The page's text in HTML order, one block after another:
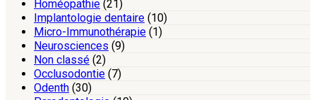
Homéopathie (21)
Implantologie dentaire (10)
Micro-Immunothérapie (1)
Neurosciences (9)
Non classé (2)
Occlusodontie (7)
Odenth (30)